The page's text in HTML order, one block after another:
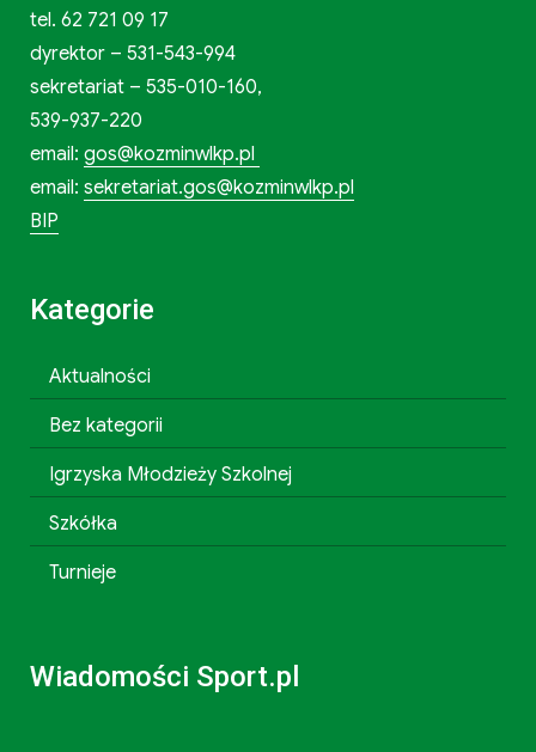
tel. 62 721 09 17
dyrektor – 531-543-994
sekretariat – 535-010-160,
539-937-220
email: gos@kozminwlkp.pl
email: sekretariat.gos@kozminwlkp.pl
BIP
Kategorie
Aktualności
Bez kategorii
Igrzyska Młodzieży Szkolnej
Szkółka
Turnieje
Wiadomości Sport.pl